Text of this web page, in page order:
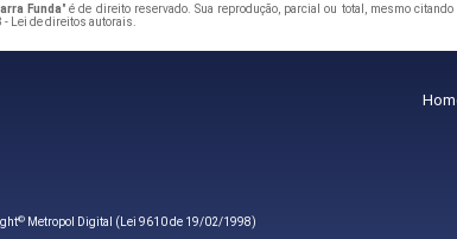
Funda" é de direito reservado. Sua reprodução, parcial ou total, mesmo
- Lei de direitos autorais
© Metropol Digital (Lei 9610 de 19/02/1998)